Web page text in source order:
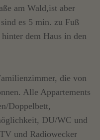
am Wald,ist aber
es 5 min. zu Fuß
dem Haus in den
die von
Alle Appartements
Doppelbett,
DU/WC und
und Radiowecker